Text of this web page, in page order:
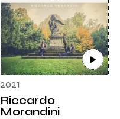
2021
Riccardo
Morandini